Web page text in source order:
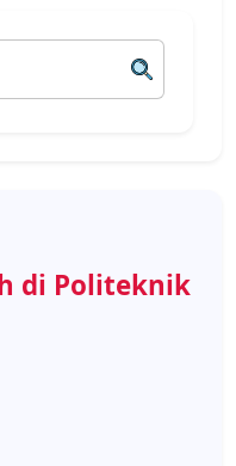
di Politeknik